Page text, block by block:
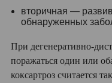
вторичная —
обнаруженных
При дегенеративно-
поражаться один или
коксартроз считается